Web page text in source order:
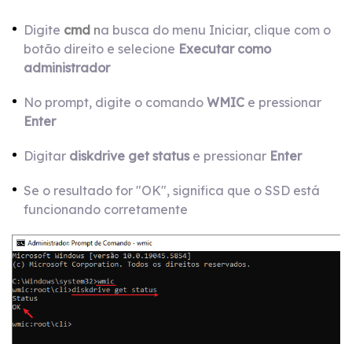
Digite cmd na busca do menu Iniciar, clique com o
botão direito e selecione Executar como
administrador
No prompt, digite o comando WMIC e pressionar
Enter
Digitar diskdrive get statuse pressionar Enter
Se o resultado for "OK", significa que o SSD está
funcionando corretamente